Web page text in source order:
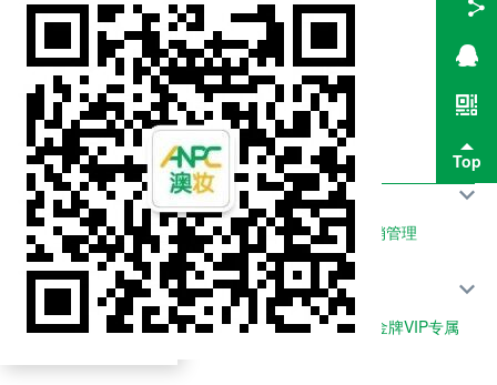
文章article
列表菜单
采购管理 销售管理 团队管理 品项管理 店务管理
营销管理
客户管理 财务管理 政策管理 成交王
列表菜单
展会活动
最新报道 最新活动 VIP专属 银牌VIP专属
金牌VIP专属
Top